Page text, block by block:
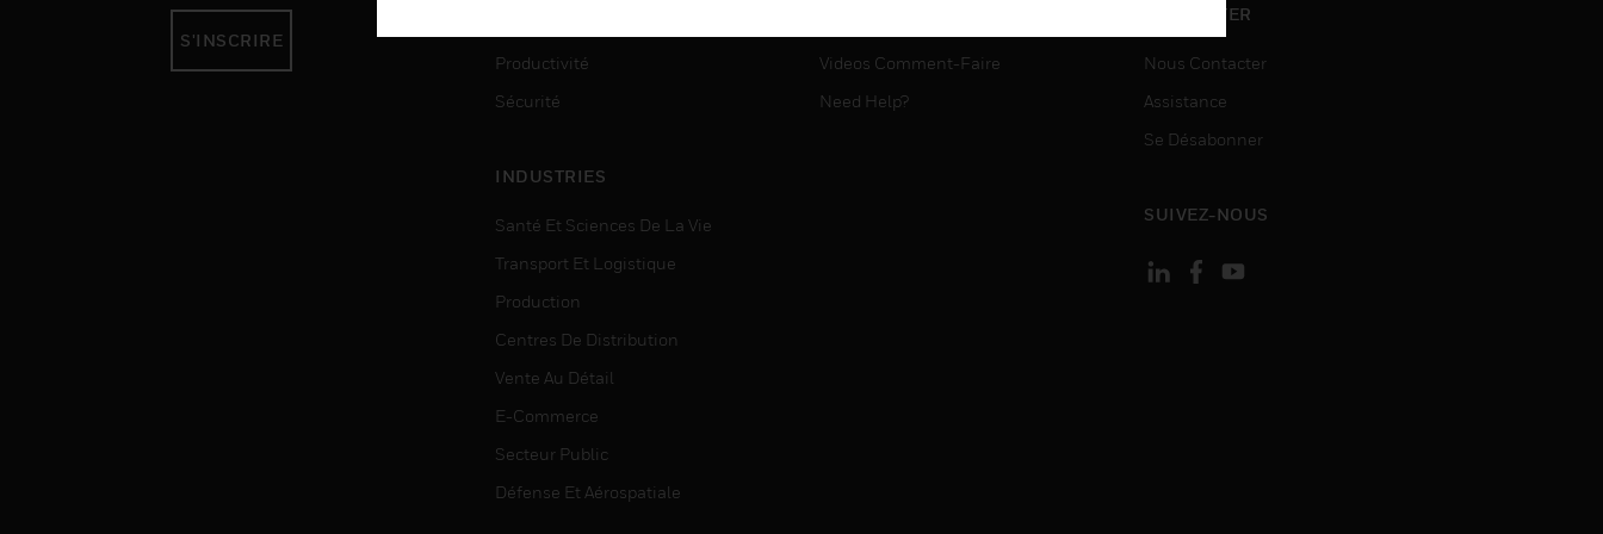
S'INSCRIRE
Productivité
Sécurité
INDUSTRIES
Santé Et Sciences De La Vie
Transport Et Logistique
Production
Centres De Distribution
Vente Au Détail
E-Commerce
Secteur Public
Défense Et Aérospatiale
Videos Comment-Faire
Need Help?
CONTACTER
Nous Contacter
Assistance
Se Désabonner
SUIVEZ-NOUS